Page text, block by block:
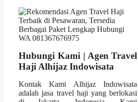
Hubungi Kami | Agen Travel
Haji Alhijaz Indowisata
Kontak Kami Alhijaz Indowisata
adalah jasa travel haji yang berlokasi